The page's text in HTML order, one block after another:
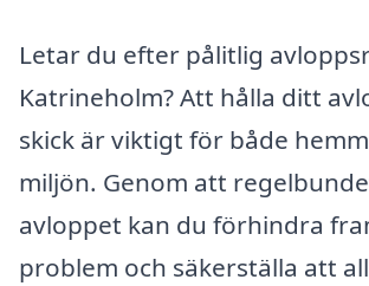
Letar du efter pålitlig
Katrineholm? Att hålla ditt
skick är viktigt för både
miljön. Genom att
avloppet kan du förhindra
problem och säkerställa att